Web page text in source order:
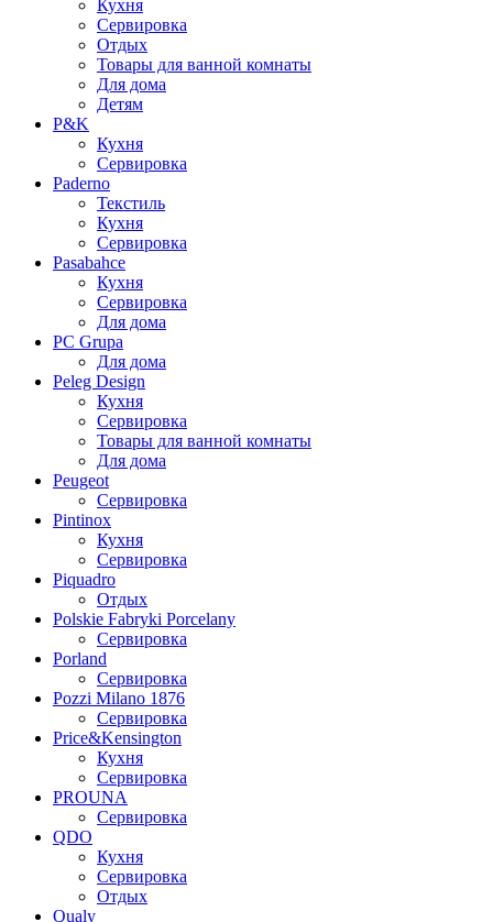
Кухня
Сервировка
Отдых
Товары для ванной комнаты
Для дома
Детям
P&K
Кухня
Сервировка
Paderno
Текстиль
Кухня
Сервировка
Pasabahce
Кухня
Сервировка
Для дома
PC Grupa
Для дома
Peleg Design
Кухня
Сервировка
Товары для ванной комнаты
Для дома
Peugeot
Сервировка
Pintinox
Кухня
Сервировка
Piquadro
Отдых
Polskie Fabryki Porcelany
Сервировка
Porland
Сервировка
Pozzi Milano 1876
Сервировка
Price&Kensington
Кухня
Сервировка
PROUNA
Сервировка
QDO
Кухня
Сервировка
Отдых
Qualy